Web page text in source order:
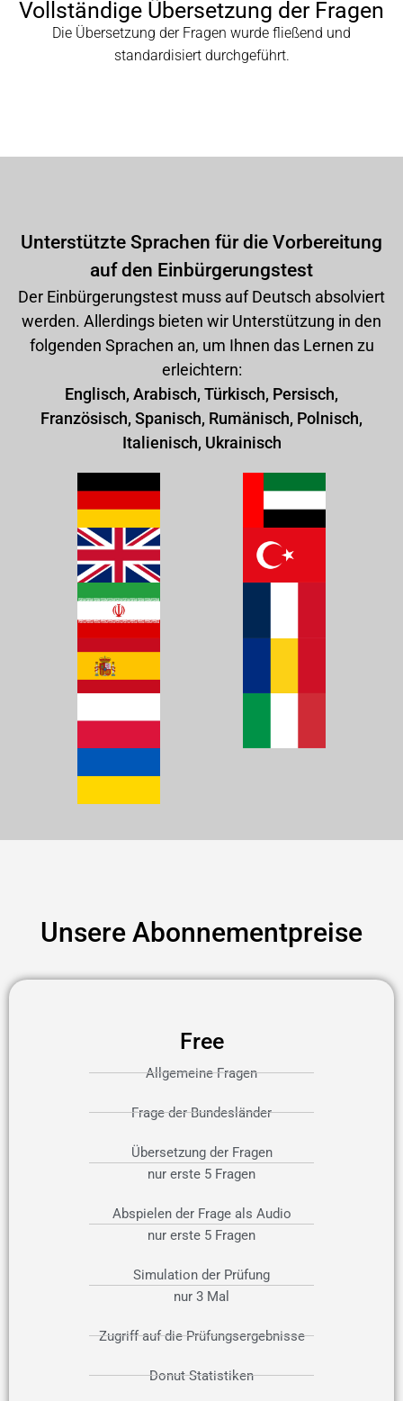
Vollständige Übersetzung der Fragen
Die Übersetzung der Fragen wurde fließend und
standardisiert durchgeführt.
Unterstützte Sprachen für die Vorbereitung
auf den Einbürgerungstest
Der Einbürgerungstest muss auf Deutsch absolviert
werden. Allerdings bieten wir Unterstützung in den
folgenden Sprachen an, um Ihnen das Lernen zu
erleichtern:
Englisch, Arabisch, Türkisch, Persisch,
Französisch, Spanisch, Rumänisch, Polnisch,
Italienisch, Ukrainisch
Unsere Abonnementpreise
Free
Allgemeine Fragen
Frage der Bundesländer
Übersetzung der Fragen
nur erste 5 Fragen
Abspielen der Frage als Audio
nur erste 5 Fragen
Simulation der Prüfung
nur 3 Mal
Zugriff auf die Prüfungsergebnisse
Donut Statistiken